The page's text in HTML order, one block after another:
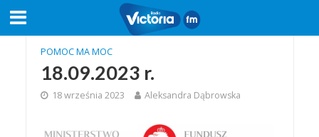
POMOC MA MOC
18.09.2023 r.
18 września 2023 Aleksandra Dąbrowska